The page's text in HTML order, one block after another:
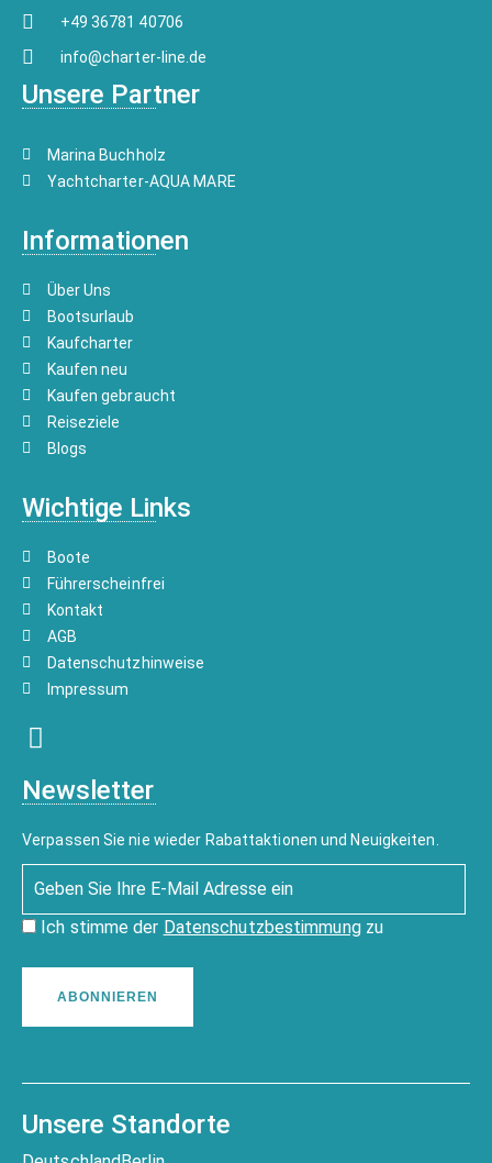
+49 36781 40706
info@charter-line.de
Unsere Partner
Marina Buchholz
Yachtcharter-AQUA MARE
Informationen
Über Uns
Bootsurlaub
Kaufcharter
Kaufen neu
Kaufen gebraucht
Reiseziele
Blogs
Wichtige Links
Boote
Führerscheinfrei
Kontakt
AGB
Datenschutzhinweise
Impressum
Newsletter
Verpassen Sie nie wieder Rabattaktionen und Neuigkeiten.
Ich stimme der Datenschutzbestimmungzu
ABONNIEREN
Unsere Standorte